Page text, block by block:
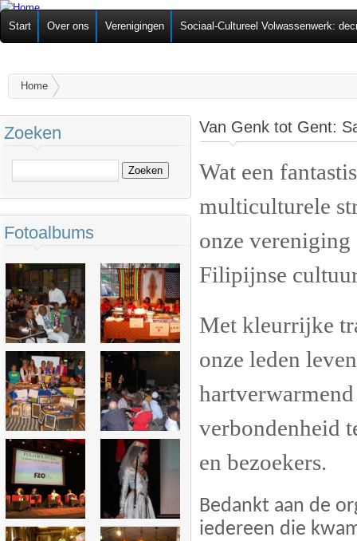
Federatie van
Zelforganisaties
Start Over ons Verenigingen Sociaal-Cultureel Volwassenwerk:
U bent hier
Home
Van Genk tot Gent:
Wat een
multiculturele
onze
Filipijnse
Met kleurrijke
onze leden
verbondenheid
en bezoekers.
Bedankt aan de
iedereen die
Zoeken
Fotoalbums